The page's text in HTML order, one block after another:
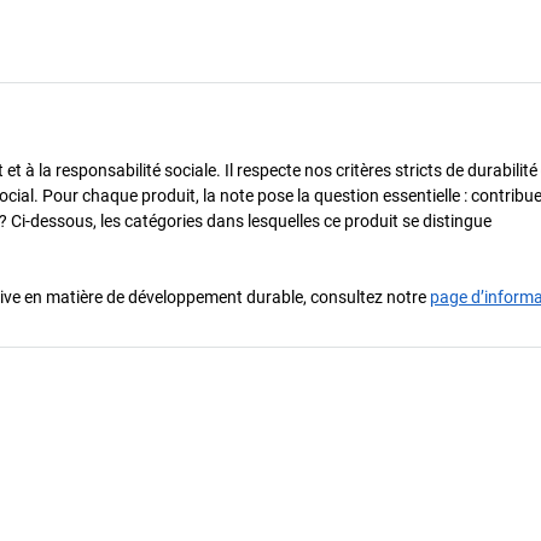
à la responsabilité sociale. Il respecte nos critères stricts de durabilité
Pour chaque produit, la note pose la question essentielle :
dessous, les catégories dans lesquelles ce produit se distingue
en matière de développement durable, consultez notre page